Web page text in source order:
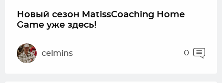
Новый сезон MatissCoaching Home
Game уже здесь!
celmins 0